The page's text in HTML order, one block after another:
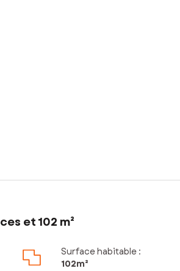
et 102 m²
Surface habitable :
102m²